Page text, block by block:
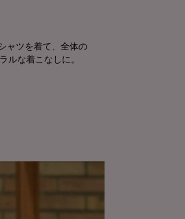
ャツを着て、全体の
ルな着こなしに。